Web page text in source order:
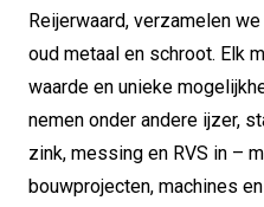
Reijerwaard, verzamelen
oud metaal en schroot. Elk
waarde en unieke
nemen onder andere ijzer,
zink, messing en RVS in –
bouwprojecten, machines